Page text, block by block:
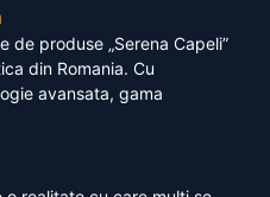
de produse „Serena Capeli”
din Romania. Cu
avansata, gama